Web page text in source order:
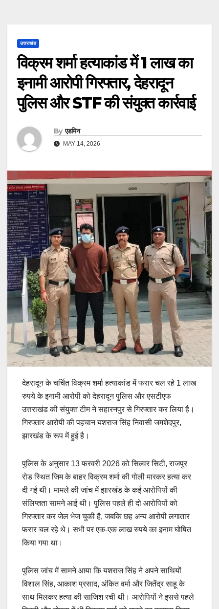
उत्तराखंड
विक्रम शर्मा हत्याकांड में 1 लाख का
इनामी आरोपी गिरफ्तार, देहरादून
पुलिस और STF की संयुक्त कार्रवाई
By एडमिन
MAY 14, 2026
देहरादून के चर्चित विक्रम शर्मा हत्याकांड में फरार चल रहे 1 लाख
रुपये के इनामी आरोपी को देहरादून पुलिस और एसटीएफ
उत्तराखंड की संयुक्त टीम ने सहारनपुर से गिरफ्तार कर लिया है।
गिरफ्तार आरोपी की पहचान यशराज सिंह निवासी जमशेदपुर,
झारखंड के रूप में हुई है।
पुलिस के अनुसार 13 फरवरी 2026 को सिल्वर सिटी, राजपुर
रोड स्थित जिम के बाहर विक्रम शर्मा की गोली मारकर हत्या कर
दी गई थी। मामले की जांच में झारखंड के कई आरोपियों की
संलिप्तता सामने आई थी। पुलिस पहले ही दो आरोपियों को
गिरफ्तार कर जेल भेज चुकी है, जबकि छह अन्य आरोपी लगातार
फरार चल रहे थे। सभी पर एक-एक लाख रुपये का इनाम घोषित
किया गया था।
पुलिस जांच में सामने आया कि यशराज सिंह ने अपने साथियों
विशाल सिंह, आकाश प्रसाद, अंकित वर्मा और जितेंद्र साहू के
साथ मिलकर हत्या की साजिश रची थी। आरोपियों ने इससे पहले